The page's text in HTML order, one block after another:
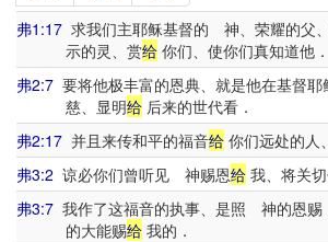
弗1:17 求我们主耶稣基督的 神、荣耀的父
示的灵、赏给你们、使你们真知道他．
弗2:7 要将他极丰富的恩典、就是他在基督
慈、显明给后来的世代看．
弗2:17 并且来传和平的福音给 你们远处的人
弗3:2 谅必你们曾听见 神赐恩给 我、将关
弗3:7 我作了这福音的执事、是照 神的恩赐
的大能赐给我的．